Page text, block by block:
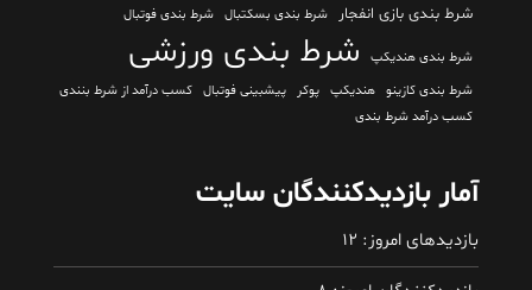
شرط بندی بازی انفجار شرط بندی بسکتبال شرط بندی فوتبال
شرط بندی هندیکپ شرط بندی ورزشی
شرط بندی کازینو هندیکپ پوکر پیشبینی فوتبال کسب درآمد از شرط بنندی
کسب درآمد شرط بندی
آمار بازدیدکنندگان سایت
بازدیدهای امروز: 12